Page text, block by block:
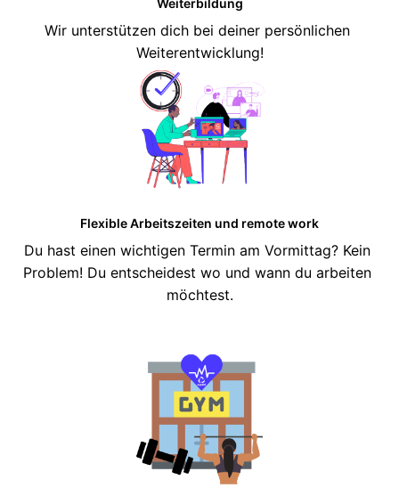
Weiterbildung
Wir unterstützen dich bei deiner persönlichen
Weiterentwicklung!
Flexible Arbeitszeiten und remote work
Du hast einen wichtigen Termin am Vormittag? Kein
Problem! Du entscheidest wo und wann du arbeiten
möchtest.